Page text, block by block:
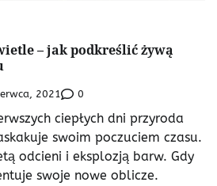
– jak podkreślić żywą
2021 0
ciepłych dni przyroda
swoim poczuciem czasu.
odcieni i eksplozją barw. Gdy
swoje nowe oblicze.